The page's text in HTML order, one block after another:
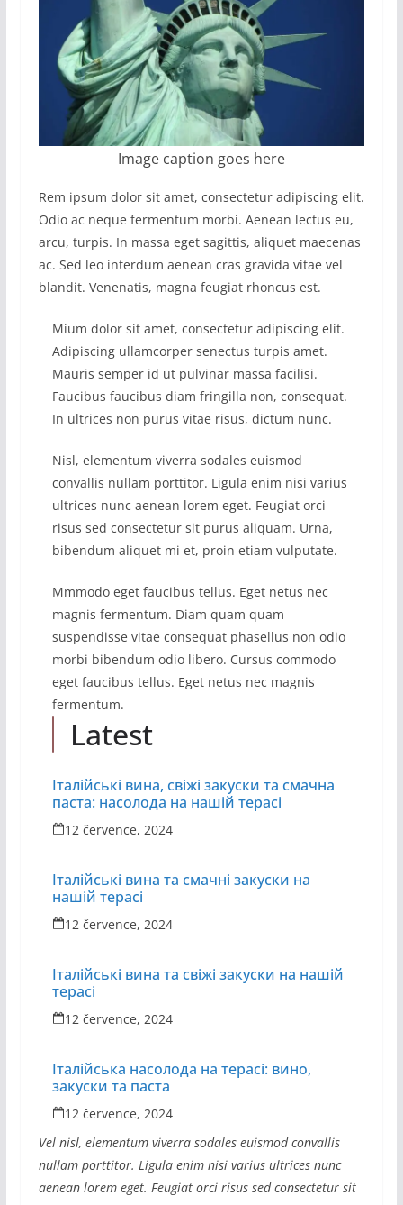
Image caption goes here
Rem ipsum dolor sit amet, consectetur adipiscing elit.
Odio ac neque fermentum morbi. Aenean lectus eu,
arcu, turpis. In massa eget sagittis, aliquet maecenas
ac. Sed leo interdum aenean cras gravida vitae vel
blandit. Venenatis, magna feugiat rhoncus est.
Mium dolor sit amet, consectetur adipiscing elit.
Adipiscing ullamcorper senectus turpis amet.
Mauris semper id ut pulvinar massa facilisi.
Faucibus faucibus diam fringilla non, consequat.
In ultrices non purus vitae risus, dictum nunc.
Nisl, elementum viverra sodales euismod
convallis nullam porttitor. Ligula enim nisi varius
ultrices nunc aenean lorem eget. Feugiat orci
risus sed consectetur sit purus aliquam. Urna,
bibendum aliquet mi et, proin etiam vulputate.
Mmmodo eget faucibus tellus. Eget netus nec
magnis fermentum. Diam quam quam
suspendisse vitae consequat phasellus non odio
morbi bibendum odio libero. Cursus commodo
eget faucibus tellus. Eget netus nec magnis
fermentum.
Latest
Італійські вина, свіжі закуски та смачна
паста: насолода на нашій терасі
12 července, 2024
Італійські вина та смачні закуски на
нашій терасі
12 července, 2024
Італійські вина та свіжі закуски на нашій
терасі
12 července, 2024
Італійська насолода на терасі: вино,
закуски та паста
12 července, 2024
Vel nisl, elementum viverra sodales euismod convallis
nullam porttitor. Ligula enim nisi varius ultrices nunc
aenean lorem eget. Feugiat orci risus sed consectetur sit